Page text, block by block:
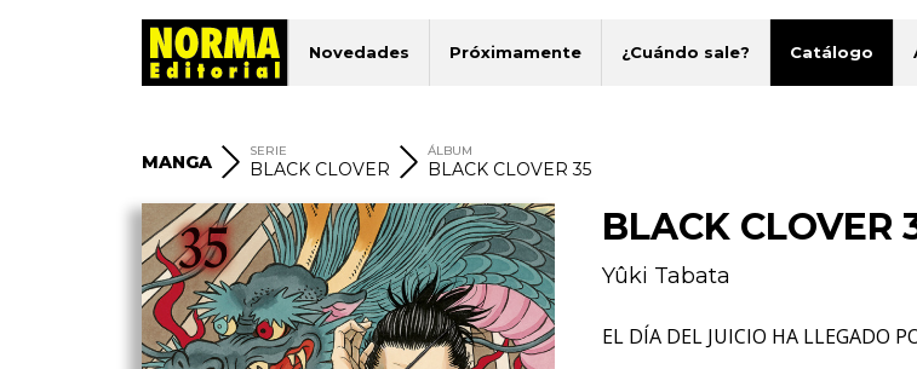
Novedades Próximamente ¿Cuándo sale? Catálogo
MANGA
SERIE
BLACK CLOVER
ÁLBUM
BLACK CLOVER 35
BLACK CLOVER
Yûki Tabata
EL DÍA DEL JUICIO HA LLEGADO